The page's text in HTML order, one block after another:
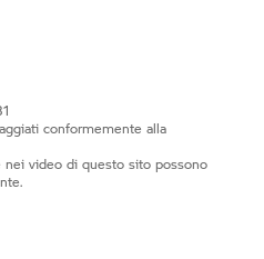
conformemente alla
video di questo sito possono